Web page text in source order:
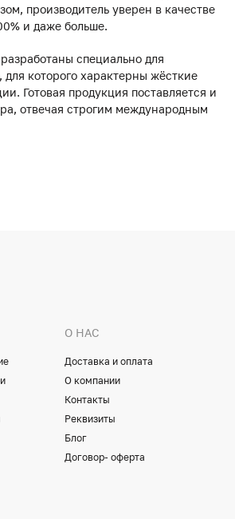
производитель уверен в качестве
и даже больше.
специально для
для которого характерны жёсткие
Готовая продукция поставляется и
отвечая строгим международным
О НАС
Доставка и оплата
О компании
Контакты
Реквизиты
Блог
Договор- оферта